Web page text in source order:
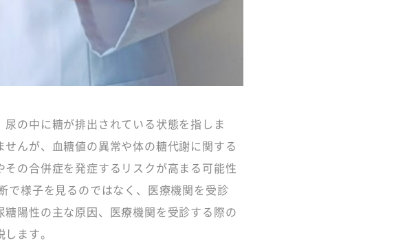
の中に糖が排出されている状態を指しま
んが、血糖値の異常や体の糖代謝に関する
の合併症を発症するリスクが高まる可能性
で様子を見るのではなく、医療機関を受診
陽性の主な原因、医療機関を受診する際の
ます。